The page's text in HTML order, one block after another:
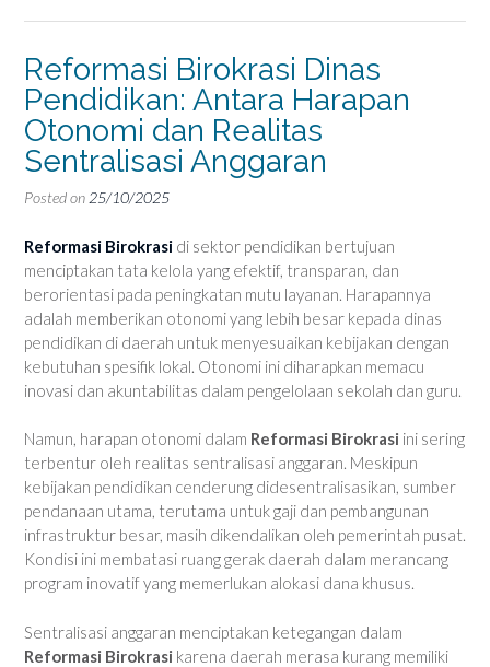
Reformasi Birokrasi Dinas
Pendidikan: Antara Harapan
Otonomi dan Realitas
Sentralisasi Anggaran
Posted on 25/10/2025
Reformasi Birokrasi di sektor pendidikan bertujuan
menciptakan tata kelola yang efektif, transparan, dan
berorientasi pada peningkatan mutu layanan. Harapannya
adalah memberikan otonomi yang lebih besar kepada dinas
pendidikan di daerah untuk menyesuaikan kebijakan dengan
kebutuhan spesifik lokal. Otonomi ini diharapkan memacu
inovasi dan akuntabilitas dalam pengelolaan sekolah dan guru.
Namun, harapan otonomi dalam Reformasi Birokrasi ini sering
terbentur oleh realitas sentralisasi anggaran. Meskipun
kebijakan pendidikan cenderung didesentralisasikan, sumber
pendanaan utama, terutama untuk gaji dan pembangunan
infrastruktur besar, masih dikendalikan oleh pemerintah pusat.
Kondisi ini membatasi ruang gerak daerah dalam merancang
program inovatif yang memerlukan alokasi dana khusus.
Sentralisasi anggaran menciptakan ketegangan dalam
Reformasi Birokrasi karena daerah merasa kurang memiliki